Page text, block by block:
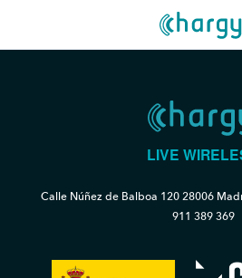
LIVE
Calle Núñez de Balboa 12028006
911 389 369